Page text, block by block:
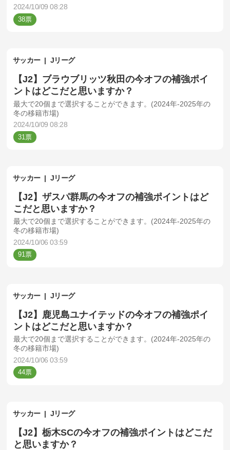
2024/10/09 08:28
38
サッカー Jリーグ
【J2】ブラウブリッツ秋田の今オフの補強ポイ
ントはどこだと思いますか？
最大で20個まで選択することができます。(2024年-2025年の
冬の移籍市場)
2024/10/09 08:28
31
サッカー Jリーグ
【J2】ザスパ群馬の今オフの補強ポイントはど
こだと思いますか？
最大で20個まで選択することができます。(2024年-2025年の
冬の移籍市場)
2024/10/06 03:59
91
サッカー Jリーグ
【J2】鹿児島ユナイテッドの今オフの補強ポイ
ントはどこだと思いますか？
最大で20個まで選択することができます。(2024年-2025年の
冬の移籍市場)
2024/10/06 03:59
44
サッカー Jリーグ
【J2】栃木SCの今オフの補強ポイントはどこだ
と思いますか？